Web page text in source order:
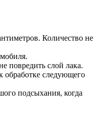
Количество не
повредить слой лака.
обработке следующего
подсыхания, когда